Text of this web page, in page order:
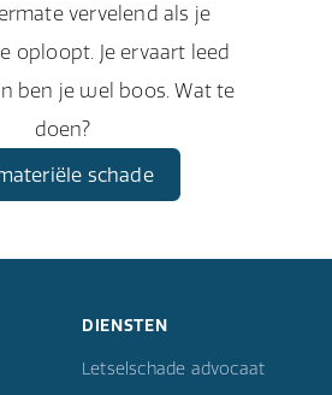
vervelend als je
oploopt. Je ervaart leed
ben je wel boos. Wat te
doen?
schade
DIENSTEN
Letselschade advocaat